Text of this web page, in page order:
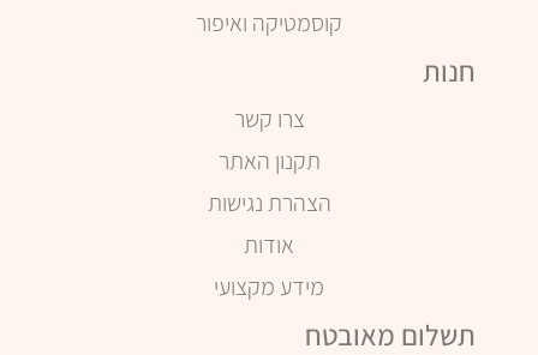
קוסמטיקה ואיפור
חנות
צרו קשר
תקנון האתר
הצהרת נגישות
אודות
מידע מקצועי
תשלום מאובטח